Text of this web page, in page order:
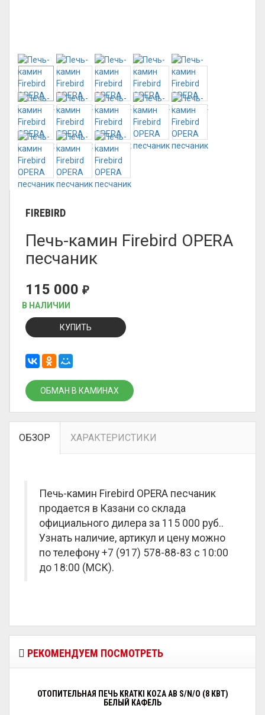
FIREBIRD
Печь-камин Firebird OPERA
песчаник
115 000 ₽
В НАЛИЧИИ
КУПИТЬ
ОБМАН В КАМИНАХ
ОБЗОР ХАРАКТЕРИСТИКИ
Печь-камин Firebird OPERA песчаник
продается в Казани со склада
официального дилера за 115 000 руб..
Узнать наличие, артикул и цену можно
по телефону +7 (917) 578-88-83 с 10:00
до 18:00 (МСК).
РЕКОМЕНДУЕМ ПОСМОТРЕТЬ
ОТОПИТЕЛЬНАЯ ПЕЧЬ KRATKI KOZA AB S/N/O (8 КВТ)
БЕЛЫЙ КАФЕЛЬ